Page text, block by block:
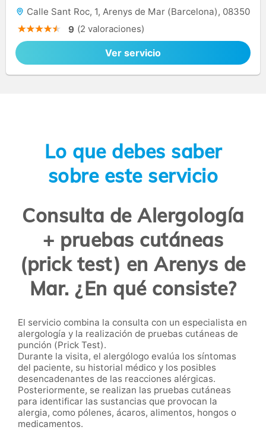
Calle Sant Roc, 1, Arenys de Mar (Barcelona), 08350
9 (2 valoraciones)
Ver servicio
Lo que debes saber
sobre este servicio
Consulta de Alergología
+ pruebas cutáneas
(prick test) en Arenys de
Mar. ¿En qué consiste?
El servicio combina la consulta con un especialista en
alergología y la realización de pruebas cutáneas de
punción (Prick Test).
Durante la visita, el alergólogo evalúa los síntomas
del paciente, su historial médico y los posibles
desencadenantes de las reacciones alérgicas.
Posteriormente, se realizan las pruebas cutáneas
para identificar las sustancias que provocan la
alergia, como pólenes, ácaros, alimentos, hongos o
medicamentos.